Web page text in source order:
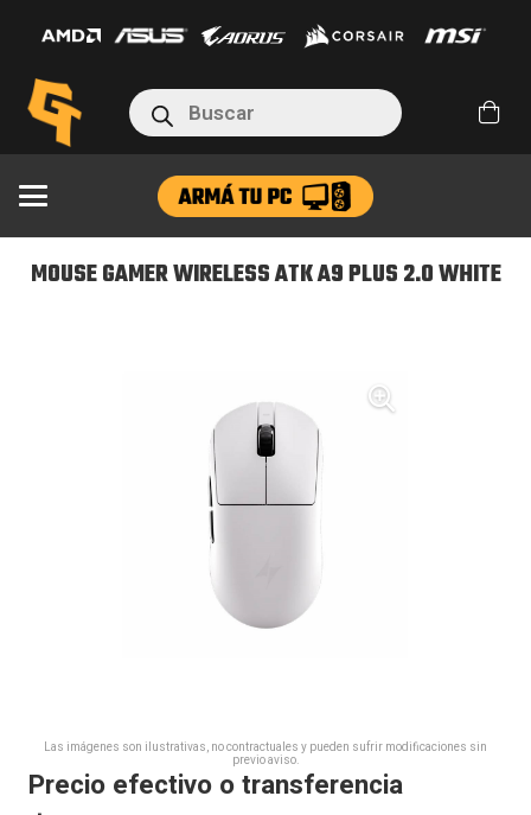
Búsqueda
de
productos
MOUSE GAMER WIRELESS ATK A9 PLUS 2.0 WHITE
Las imágenes son ilustrativas, no contractuales y pueden sufrir modificaciones sin
previo aviso.
Precio efectivo o transferencia
ATK
A9
PLUS
2.0
WHITE
cantidad